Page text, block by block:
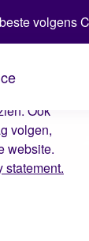
op de
Ook
volgen,
website.
statement.
volgens
topic